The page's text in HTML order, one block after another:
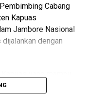
Cabang
Kapuas
Jambore Nasional
dengan
semangat